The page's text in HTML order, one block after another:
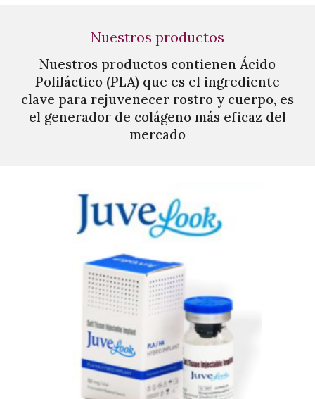
Nuestros productos
Nuestros productos contienen Ácido
Poliláctico (PLA) que es el ingrediente
clave para rejuvenecer rostro y cuerpo, es
el generador de colágeno más eficaz del
mercado